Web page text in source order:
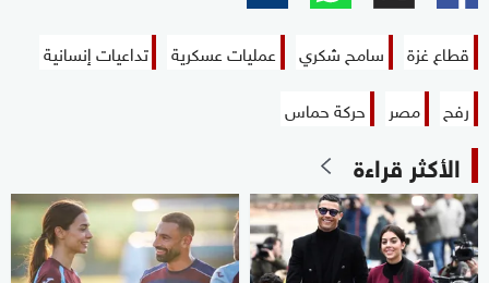
قطاع غزة سامح شكري عمليات عسكرية
تداعيات إنسانية
رفح
مصر حركة حماس
الأكثر قراءة